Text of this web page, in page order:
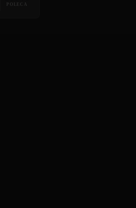
POLECA